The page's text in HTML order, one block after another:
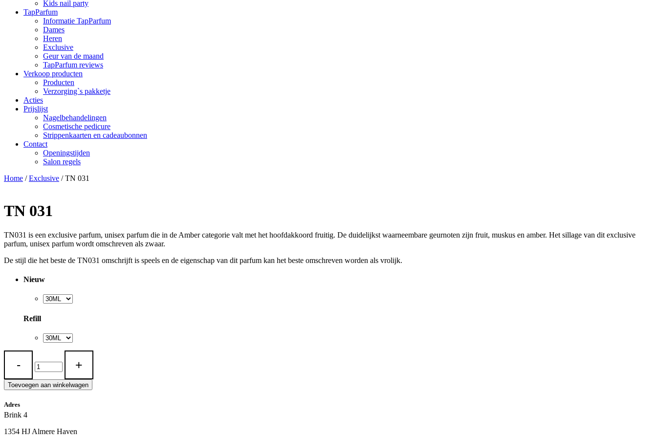
Kids nail party
TapParfum
Informatie TapParfum
Dames
Heren
Exclusive
Geur van de maand
TapParfum reviews
Verkoop producten
Producten
Verzorging`s pakketje
Acties
Prijslijst
Nagelbehandelingen
Cosmetische pedicure
Strippenkaarten en cadeaubonnen
Contact
Openingstijden
Salon regels
Home /Exclusive / TN 031
TN 031
TN031 is een exclusive parfum, unisex parfum die in de Amber categorie valt met het hoofdakkoord fruitig. De duidelijkst waarneembare geurnoten zijn fruit, muskus en amber. Het sillage van dit exclusive
parfum, unisex parfum wordt omschreven als zwaar.
De stijl die het beste de TN031 omschrijft is speels en de eigenschap van dit parfum kan het beste omschreven worden als vrolijk.
Nieuw
Refill
TN
Toevoegen aan winkelwagen
Adres
Brink 4
1354 HJ Almere Haven